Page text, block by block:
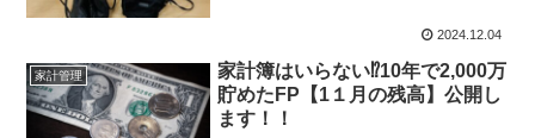
2024.12.04
家計管理
家計簿はいらない⁉10年で2,000万
貯めたFP【1１月の残高】公開し
ます！！